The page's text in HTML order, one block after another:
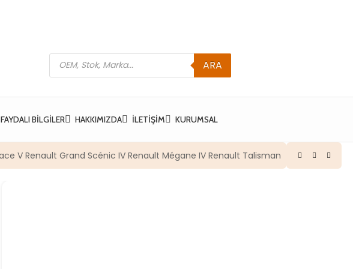
ARA
FAYDALI BILGILER HAKKIMIZDA İLETIŞIM KURUMSAL
V Renault Grand Scénic IV Renault Mégane IV Renault Talisman